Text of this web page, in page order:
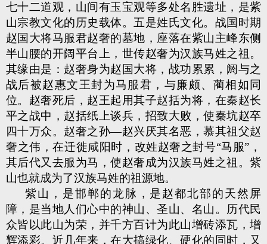
七十二道观，山间有玉宝观等多处名胜遗址，是紫
山宗教文化的历史载体。五是姓氏文化。战国时期
赵国大将马服君赵奢的墓地，座落在紫山主峰东侧
半山腰的开阔平台上，世传赵奢为汉族马姓之祖。
其缘由是：赵奢身为赵国大将，战功累累，阏与之
战后被赵惠文王封为马服君，与廉颇、蔺相如同
位。赵奢死后，赵王起用其子赵括为将，在秦赵长
平之战中，赵括纸上谈兵，招致大败，使秦坑赵卒
四十万众。赵奢之孙—赵兴厌其名恶，慕其祖父赵
奢之伟，在迁徙咸阳时，改姓赵奢之封号“马服”，
其后代又去服为马，使赵奢成为汉族马姓之祖。紫
山也就成为了汉族马姓的祖源地。
紫山，是邯郸的龙脉，是赵都北部的天然屏
障，是当地人们心中的神山、圣山、名山。历代民
众皆以此山为荣，并千方百计为此山增砖添瓦，增
辉添彩。近几年来，在大搞绿化、硬化的同时，又